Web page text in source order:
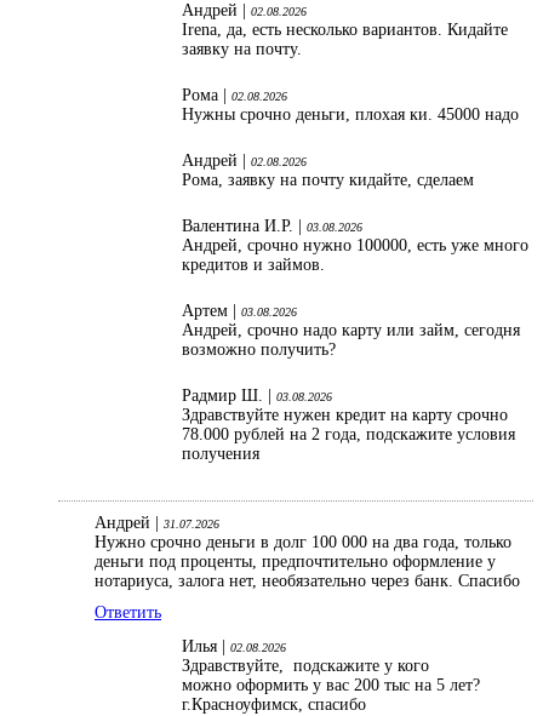
Андрей | 02.08.2026
Irena, да, есть несколько вариантов. Кидайте
заявку на почту.
Рома | 02.08.2026
Нужны срочно деньги, плохая ки. 45000 надо
Андрей | 02.08.2026
Рома, заявку на почту кидайте, сделаем
Валентина И.Р. | 03.08.2026
Андрей, срочно нужно 100000, есть уже много
кредитов и займов.
Артем | 03.08.2026
Андрей, срочно надо карту или займ, сегодня
возможно получить?
Радмир Ш. | 03.08.2026
Здравствуйте нужен кредит на карту срочно
78.000 рублей на 2 года, подскажите условия
получения
Андрей | 31.07.2026
Нужно срочно деньги в долг 100 000 на два года, только
деньги под проценты, предпочтительно оформление у
нотариуса, залога нет, необязательно через банк. Спасибо
Ответить
Илья |
02.08.2026
Здравствуйте, подскажите у кого
можно оформить у вас 200 тыс на 5 лет?
г.Красноуфимск, спасибо